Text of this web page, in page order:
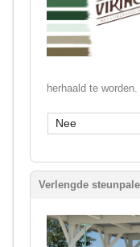
herhaald te worden.
Nee
Verlengde